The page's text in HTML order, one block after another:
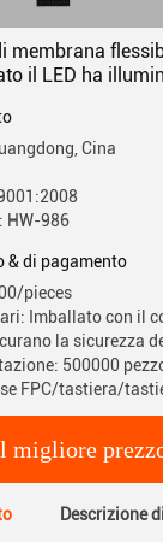
membrana
il LED ha
Cina
HW-986
& di pagamento
pieces
Imballato con il
la sicurezza
500000
FPC/tastiera/
migliore
Descrizione